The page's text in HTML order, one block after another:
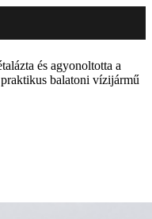
és agyonoltotta a
balatoni vízijármű